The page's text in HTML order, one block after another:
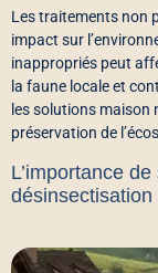
Les traitements non
impact sur
inappropriés peut
la faune locale et
les solutions maison
préservation de
L’importance